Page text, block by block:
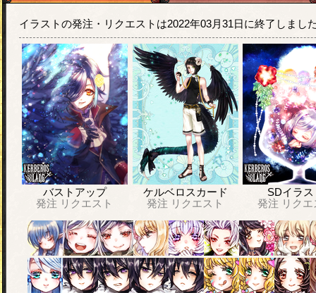
イラストの発注・リクエストは2022年03月31日に終了しまし
バストアップ
発注 リクエスト
ケルベロスカード
発注 リクエスト
SDイラス
発注 リク